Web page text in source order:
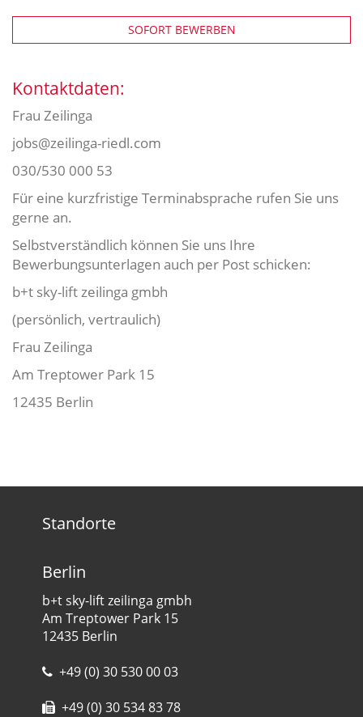
SOFORT BEWERBEN
Kontaktdaten:
Frau Zeilinga
jobs@zeilinga-riedl.com
030/530 000 53
Für eine kurzfristige Terminabsprache rufen Sie uns
gerne an.
Selbstverständlich können Sie uns Ihre
Bewerbungsunterlagen auch per Post schicken:
b+t sky-lift zeilinga gmbh
(persönlich, vertraulich)
Frau Zeilinga
Am Treptower Park 15
12435 Berlin
Standorte
Berlin
b+t sky-lift zeilinga gmbh
Am Treptower Park 15
12435 Berlin
+49 (0) 30 530 00 03
+49 (0) 30 534 83 78